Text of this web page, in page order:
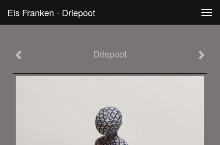
Els Franken - Driepoot
Driepoot